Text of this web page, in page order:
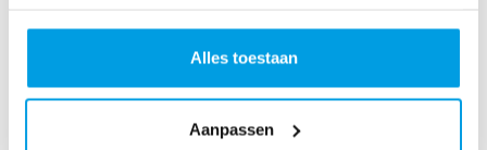
Alles toestaan
Aanpassen
n
S
n
fo